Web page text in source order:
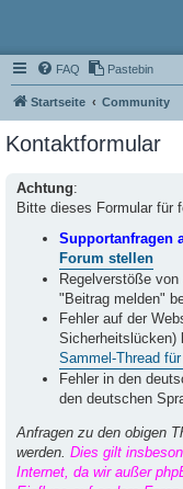
FAQ Pastebin
Startseite Community
Kontaktformular
Achtung:
Bitte dieses Formular für
Supportanfragen
Forum stellen
Regelverstöße
"Beitrag melden"
Fehler auf der
Sicherheitslücken)
Sammel-Thread
Fehler in den
den deutschen
Anfragen zu den obigen
werden. Dies gilt
Internet, da wir außer